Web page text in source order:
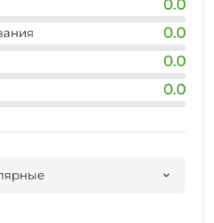
мероприятий,
0.0
0.0
0.0
0.0